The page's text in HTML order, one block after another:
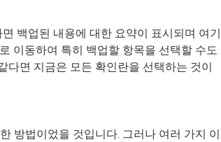
백업된 내용에 대한 요약이 표시되며 여기
이동하여 특히 백업할 항목을 선택할 수도
다면 지금은 모든 확인란을 선택하는 것이
방법이었을 것입니다. 그러나 여러 가지 이